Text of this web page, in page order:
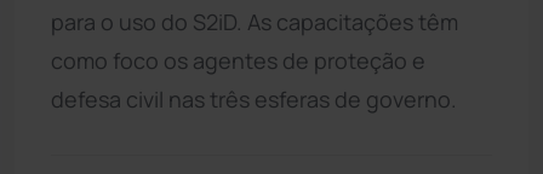
para o uso do S2iD. As capacitações têm
como foco os agentes de proteção e
defesa civil nas três esferas de governo.